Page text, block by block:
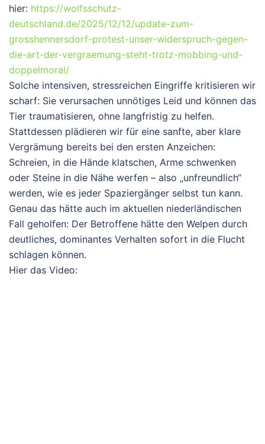
hier: https://wolfsschutz-
deutschland.de/2025/12/12/update-zum-
grosshennersdorf-protest-unser-widerspruch-gegen-
die-art-der-vergraemung-steht-trotz-mobbing-und-
doppelmoral/
Solche intensiven, stressreichen Eingriffe kritisieren wir
scharf: Sie verursachen unnötiges Leid und können das
Tier traumatisieren, ohne langfristig zu helfen.
Stattdessen plädieren wir für eine sanfte, aber klare
Vergrämung bereits bei den ersten Anzeichen:
Schreien, in die Hände klatschen, Arme schwenken
oder Steine in die Nähe werfen – also „unfreundlich“
werden, wie es jeder Spaziergänger selbst tun kann.
Genau das hätte auch im aktuellen niederländischen
Fall geholfen: Der Betroffene hätte den Welpen durch
deutliches, dominantes Verhalten sofort in die Flucht
schlagen können.
Hier das Video: